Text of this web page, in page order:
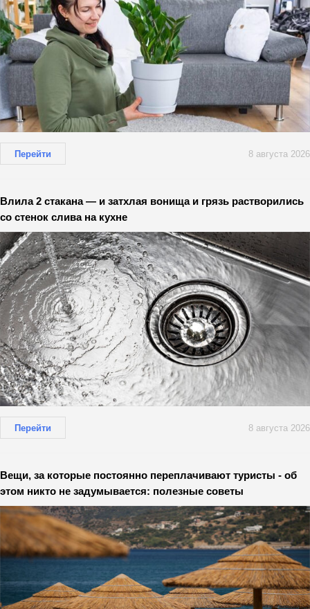
Перейти 8 августа 2026
Влила 2 стакана — и затхлая вонища и грязь растворились
со стенок слива на кухне
Перейти 8 августа 2026
Вещи, за которые постоянно переплачивают туристы - об
этом никто не задумывается: полезные советы